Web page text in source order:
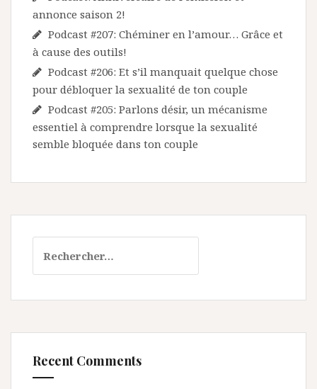
annonce saison 2!
Podcast #207: Chéminer en l’amour… Grâce et
à cause des outils!
Podcast #206: Et s’il manquait quelque chose
pour débloquer la sexualité de ton couple
Podcast #205: Parlons désir, un mécanisme
essentiel à comprendre lorsque la sexualité
semble bloquée dans ton couple
Recent Comments